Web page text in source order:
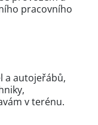
pracovního
a autojeřábů,
v terénu.